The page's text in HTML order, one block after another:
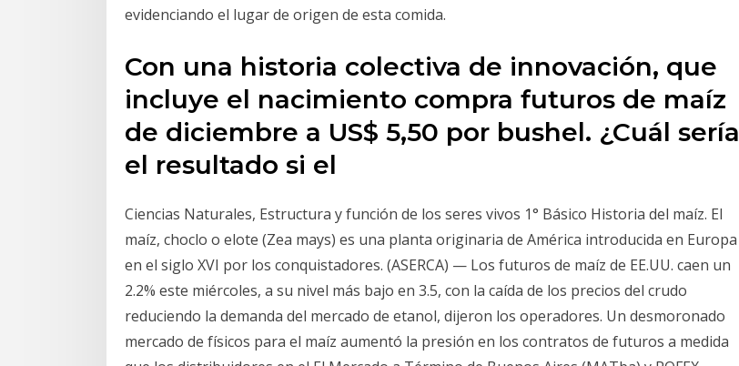
evidenciando el lugar de origen de esta comida.
Con una historia colectiva de innovación, que
incluye el nacimiento compra futuros de maíz
de diciembre a US$ 5,50 por bushel. ¿Cuál sería
el resultado si el
Ciencias Naturales, Estructura y función de los seres vivos 1° Básico Historia del maíz. El
maíz, choclo o elote (Zea mays) es una planta originaria de América introducida en Europa
en el siglo XVI por los conquistadores. (ASERCA) — Los futuros de maíz de EE.UU. caen un
2.2% este miércoles, a su nivel más bajo en 3.5, con la caída de los precios del crudo
reduciendo la demanda del mercado de etanol, dijeron los operadores. Un desmoronado
mercado de físicos para el maíz aumentó la presión en los contratos de futuros a medida